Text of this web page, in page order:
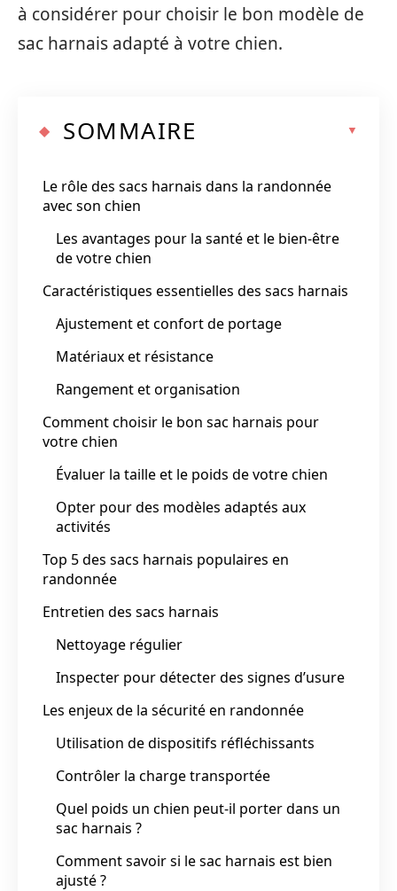
à considérer pour choisir le bon modèle de
sac harnais adapté à votre chien.
SOMMAIRE
Le rôle des sacs harnais dans la randonnée
avec son chien
Les avantages pour la santé et le bien-être
de votre chien
Caractéristiques essentielles des sacs harnais
Ajustement et confort de portage
Matériaux et résistance
Rangement et organisation
Comment choisir le bon sac harnais pour
votre chien
Évaluer la taille et le poids de votre chien
Opter pour des modèles adaptés aux
activités
Top 5 des sacs harnais populaires en
randonnée
Entretien des sacs harnais
Nettoyage régulier
Inspecter pour détecter des signes d’usure
Les enjeux de la sécurité en randonnée
Utilisation de dispositifs réfléchissants
Contrôler la charge transportée
Quel poids un chien peut-il porter dans un
sac harnais ?
Comment savoir si le sac harnais est bien
ajusté ?